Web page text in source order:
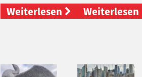
Weiterlesen
Weiterlesen